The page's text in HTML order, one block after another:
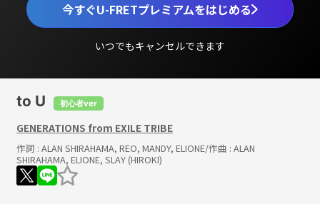
今すぐU-FRETプレミアムをはじめる
いつでもキャンセルできます
to U 初心者ver
GENERATIONS from EXILE TRIBE
作詞 : ALAN SHIRAHAMA, REO, MANDY, ELIONE/作曲 : ALAN
SHIRAHAMA, ELIONE, SLAY (HIROKI)